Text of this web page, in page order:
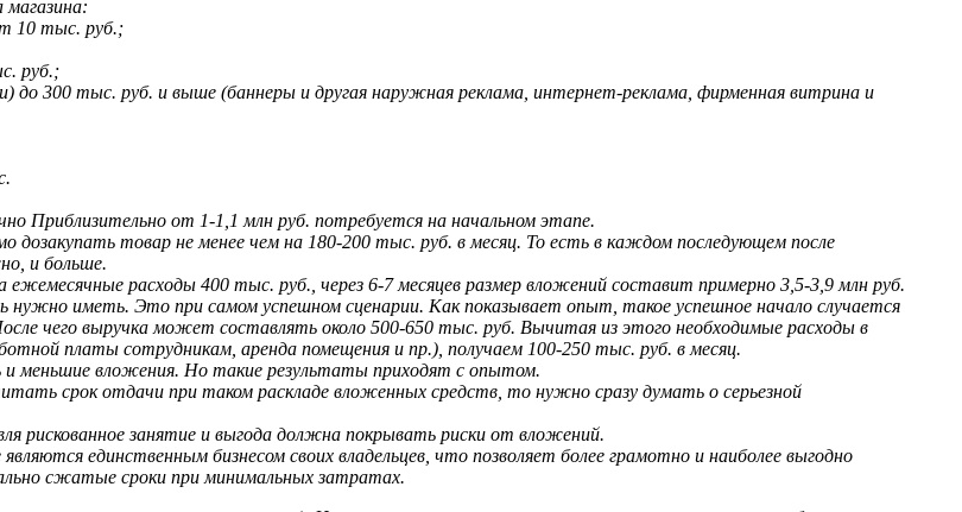
10 тыс. руб.;
руб.;
до 300 тыс. руб. и выше (баннеры и другая наружная реклама, интернет-реклама, фирменная витрина и
Приблизительно от 1-1,1 млн руб. потребуется на начальном этапе.
товар не менее чем на 180-200 тыс. руб. в месяц. То есть в каждом последующем после
и больше.
расходы 400 тыс. руб., через 6-7 месяцев размер вложений составит примерно 3,5-3,9 млн руб.
иметь. Это при самом успешном сценарии. Как показывает опыт, такое успешное начало случается
чего выручка может составлять около 500-650 тыс. руб. Вычитая из этого необходимые расходы в
платы сотрудникам, аренда помещения и пр.), получаем 100-250 тыс. руб. в месяц.
и меньшие вложения. Но такие результаты приходят с опытом.
срок отдачи при таком раскладе вложенных средств, то нужно сразу думать о серьезной
рискованное занятие и выгода должна покрывать риски от вложений.
единственным бизнесом своих владельцев, что позволяет более грамотно и наиболее выгодно
сжатые сроки при минимальных затратах.